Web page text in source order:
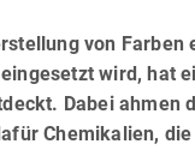
von Farben
wird, hat
Dabei ahmen
Chemikalien,